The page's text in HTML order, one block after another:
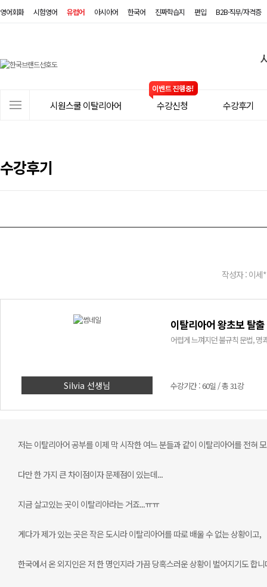
영어회화 시험영어 유럽어 아시아어 한국어 진짜학습지 편입 B2B·직무/자격증
원
쿨
뉴
시원스쿨 이탈리아어 수강신청 수강후기
수강후기
작성자 : 이세*
Silvia 선생님
이탈리아어 왕초보 탈
어렵게 느껴지던 불규칙 문법, 명
수강기간 : 60일 / 총 31강
저는 이탈리아어 공부를 이제 막 시작한 여느 분들과 같이 이탈리아어를 전혀
다만 한 가지 큰 차이점이자 문제점이 있는데...
지금 살고있는 곳이 이탈리아라는 거죠...ㅠㅠ
게다가 제가 있는 곳은 작은 도시라 이탈리아어를 따로 배울 수 없는 상황이고,
한국에서 온 외지인은 저 한 명인지라 가끔 당혹스러운 상황이 벌어지기도 합니